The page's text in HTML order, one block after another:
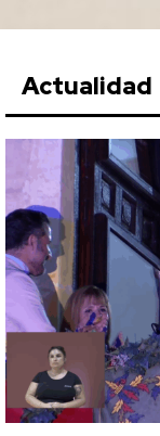
Actualidad